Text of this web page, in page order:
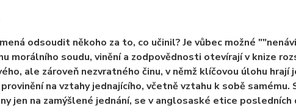
odsoudit někoho za to, co učinil? Je vůbec možné
morálního soudu, vinění a zodpovědnosti otevírají v knize
ale zároveň nezvratného činu, v němž klíčovou úlohu
na vztahy jednajícího, včetně vztahu k sobě
jen na zamýšlené jednání, se v anglosaské etice